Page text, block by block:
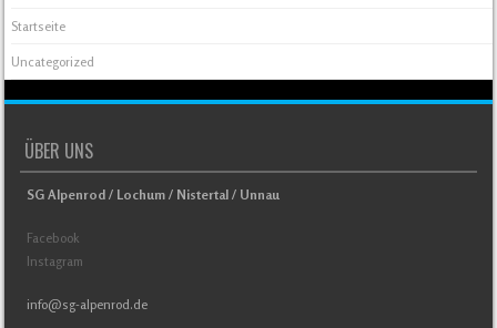
Startseite
Uncategorized
ÜBER UNS
SG Alpenrod / Lochum / Nistertal / Unnau
Facebook
Instagram
info@sg-alpenrod.de